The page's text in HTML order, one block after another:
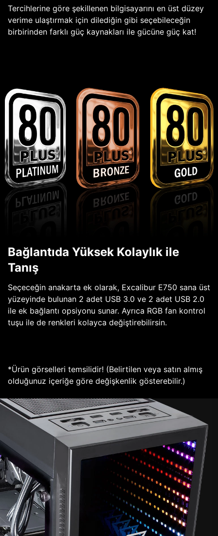
Tercihlerine göre şekillenen bilgisayarını en üst düzey
verime ulaştırmak için dilediğin gibi seçebileceğin
birbirinden farklı güç kaynakları ile gücüne güç kat!
Bağlantıda Yüksek Kolaylık ile
Tanış
Seçeceğin anakarta ek olarak, Excalibur E750 sana üst
yüzeyinde bulunan 2 adet USB 3.0 ve 2 adet USB 2.0
ile ek bağlantı opsiyonu sunar. Ayrıca RGB fan kontrol
tuşu ile de renkleri kolayca değiştirebilirsin.
*Ürün görselleri temsilidir! (Belirtilen veya satın almış
olduğunuz içeriğe göre değişkenlik gösterebilir.)